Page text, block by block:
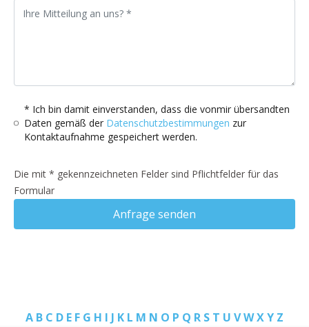
* Ich bin damit einverstanden, dass die vonmir übersandten
Daten gemäß der Datenschutzbestimmungen zur
Kontaktaufnahme gespeichert werden.
Die mit * gekennzeichneten Felder sind Pflichtfelder für das
Formular
Anfrage senden
A B C D E F G H I J K L M N O P Q R S T U VWXY Z